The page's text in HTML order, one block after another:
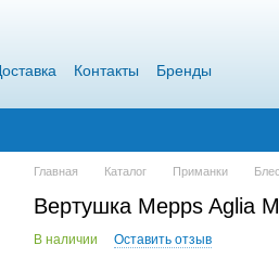
Контакты
Бренды
Главная Каталог Приманки
Вертушка Mepps Aglia
В наличии Оставить отзыв